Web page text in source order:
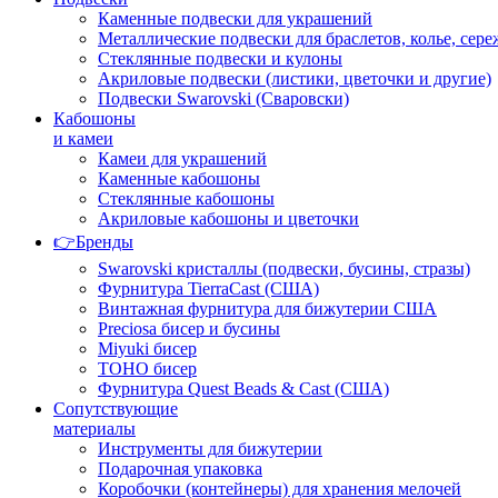
Каменные подвески для украшений
Металлические подвески для браслетов, колье,
Стеклянные подвески и кулоны
Акриловые подвески (листики, цветочки и другие)
Подвески Swarovski (Сваровски)
Кабошоны
и камеи
Камеи для украшений
Каменные кабошоны
Стеклянные кабошоны
Акриловые кабошоны и цветочки
👉Бренды
Swarovski кристаллы (подвески, бусины, стразы)
Фурнитура TierraCast (США)
Винтажная фурнитура для бижутерии США
Preciosa бисер и бусины
Miyuki бисер
TOHO бисер
Фурнитура Quest Beads & Cast (США)
Сопутствующие
материалы
Инструменты для бижутерии
Подарочная упаковка
Коробочки (контейнеры) для хранения мелочей